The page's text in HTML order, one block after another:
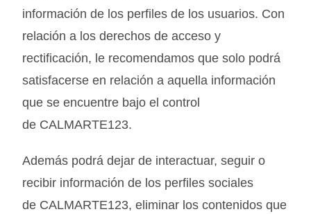
información de los perfiles de los usuarios. Con
relación a los derechos de acceso y
rectificación, le recomendamos que solo podrá
satisfacerse en relación a aquella información
que se encuentre bajo el control
de CALMARTE123.
Además podrá dejar de interactuar, seguir o
recibir información de los perfiles sociales
de CALMARTE123, eliminar los contenidos que